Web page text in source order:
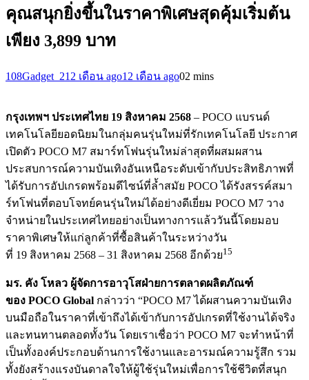
คุณสนุกยิ่งขึ้นในราคาพิเศษสุดคุ้มเริ่มต้น
เพียง 3,899 บาท
108Gadget_212 เดือน ago12 เดือน ago02 mins
กรุงเทพฯ ประเทศไทย 19 สิงหาคม 2568 – POCO แบรนด์
เทคโนโลยียอดนิยมในกลุ่มคนรุ่นใหม่ที่รักเทคโนโลยี ประกาศ
เปิดตัว POCO M7 สมาร์ทโฟนรุ่นใหม่ล่าสุดที่ผสมผสาน
ประสบการณ์ความบันเทิงอันเหนือระดับเข้ากับประสิทธิภาพที่
ได้รับการอัปเกรดพร้อมดีไซน์ที่ล้ำสมัย POCO ได้รังสรรค์สมา
ร์ทโฟนที่ตอบโจทย์คนรุ่นใหม่ได้อย่างดีเยี่ยม POCO M7 วาง
จำหน่ายในประเทศไทยอย่างเป็นทางการแล้ววันนี้โดยมอบ
ราคาพิเศษให้แก่ลูกค้าที่ซื้อสินค้าในระหว่างวัน
ที่ 19 สิงหาคม 2568 – 31 สิงหาคม 2568 อีกด้วย15
มร. คัง โหลว ผู้จัดการอาวุโสฝ่ายการตลาดผลิตภัณฑ์
ของ POCO Global กล่าวว่า “POCO M7 ได้ผสานความบันเทิง
บนมือถือในราคาที่เข้าถึงได้เข้ากับการอัปเกรดที่ใช้งานได้จริง
และทนทานตลอดทั้งวัน โดยเราเชื่อว่า POCO M7 จะทำหน้าที่
เป็นทั้งองค์ประกอบด้านการใช้งานและอารมณ์ความรู้สึก รวม
ทั้งยังสร้างแรงบันดาลใจให้ผู้ใช้รุ่นใหม่เพื่อการใช้ชีวิตที่สนุก